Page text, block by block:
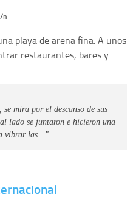
n
playa de arena fina. A unos
restaurantes, bares y
mira por el descanso de sus
lado se juntaron e hicieron una
vibrar las…"